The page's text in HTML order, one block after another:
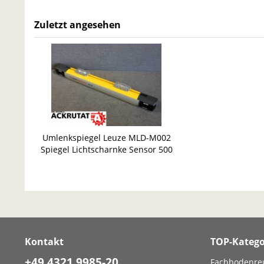
Zuletzt angesehen
Umlenkspiegel Leuze MLD-M002
Spiegel Lichtscharnke Sensor 500
Kontakt TOP-